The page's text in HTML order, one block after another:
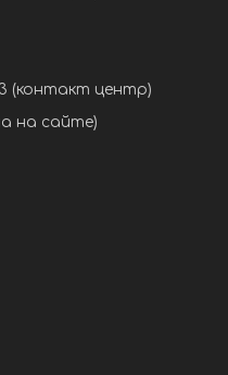
(контакт центр)
на сайте)